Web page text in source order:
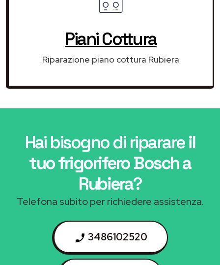
Piani Cottura
Riparazione piano cottura Rubiera
Hai bisogno di riparareil
tuo frigorifero Bosch a
Rubiera?
Telefona subito per richiedere assistenza.
3486102520